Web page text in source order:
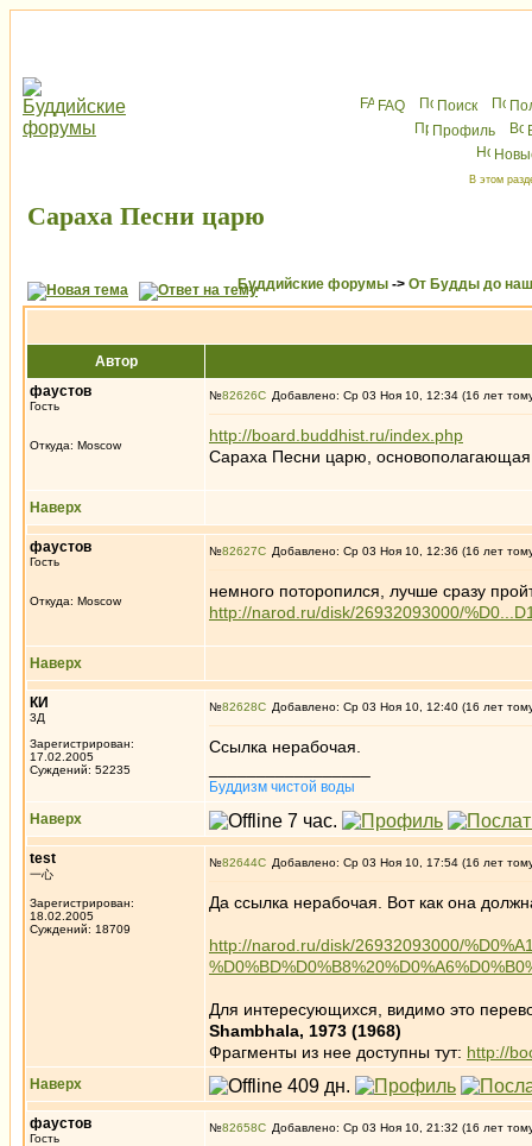
FAQ Поиск
Профиль
В этом
Сараха Песни царю
Буддийские форумы -> От Будды до
Автор
фаустов
Гость
Откуда: Moscow
№82626 Добавлено: Ср 03 Ноя 10, 12:34 (16 лет
http://board.buddhist.ru/index.php
Сараха Песни царю,
Наверх
фаустов
Гость
Откуда: Moscow
№82627 Добавлено: Ср 03 Ноя 10, 12:36 (16 лет
немного поторопился, лучше сразу
http://narod.ru/disk/26932093000/
Наверх
КИ
3Д
Зарегистрирован:
17.02.2005
Суждений: 52235
№82628 Добавлено: Ср 03 Ноя 10, 12:40 (16 лет
Ссылка нерабочая.
Буддизм чистой воды
Наверх
test
一心
Зарегистрирован:
18.02.2005
Суждений: 18709
№82644 Добавлено: Ср 03 Ноя 10, 17:54 (16 лет
Да ссылка нерабочая. Вот как она
http://narod.ru/disk/26932093000/
Для интересующихся, видимо это
Shambhala, 1973 (1968)
Фрагменты из нее доступны тут: http://
Наверх
фаустов
Гость
№82658 Добавлено: Ср 03 Ноя 10, 21:32 (16 лет